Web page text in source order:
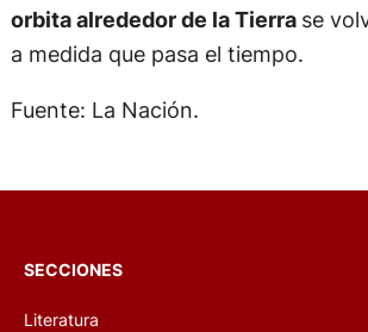
orbita alrededor de la Tierra se
a medida que pasa el tiempo.
Fuente: La Nación.
SECCIONES
Literatura